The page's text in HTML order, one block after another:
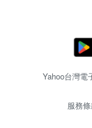
Yahoo台灣電
服務